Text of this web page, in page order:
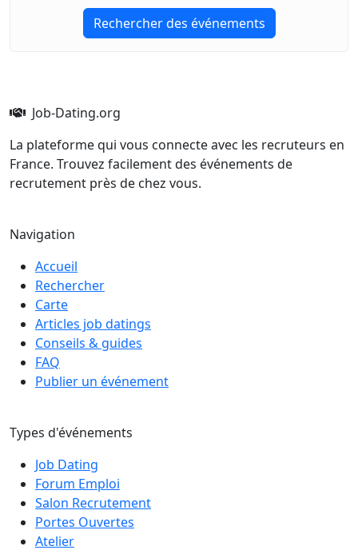
Rechercher des événements
Job-Dating.org
La plateforme qui vous connecte avec les recruteurs en
France. Trouvez facilement des événements de
recrutement près de chez vous.
Navigation
Accueil
Rechercher
Carte
Articles job datings
Conseils & guides
FAQ
Publier un événement
Types d'événements
Job Dating
Forum Emploi
Salon Recrutement
Portes Ouvertes
Atelier